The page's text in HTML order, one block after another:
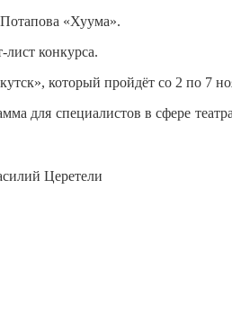
«Хуума».
конкурса.
который пройдёт со 2 по 7
для специалистов в сфере
Церетели